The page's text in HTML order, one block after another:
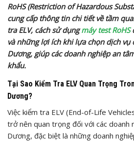
RoHS (Restriction of Hazardous
cung cấp thông tin chi tiết về tầm
tra ELV, cách sử dụngmáy test RoHS
và những lợi ích khi lựa chọn dịch vụ
Dương, giúp các doanh nghiệp an
khẩu.
Tại Sao Kiểm Tra ELV Quan Trọng
Dương?
Việc kiểm tra ELV (End-of-Life
trở nên quan trọng đối với các doanh
Dương, đặc biệt là những doanh